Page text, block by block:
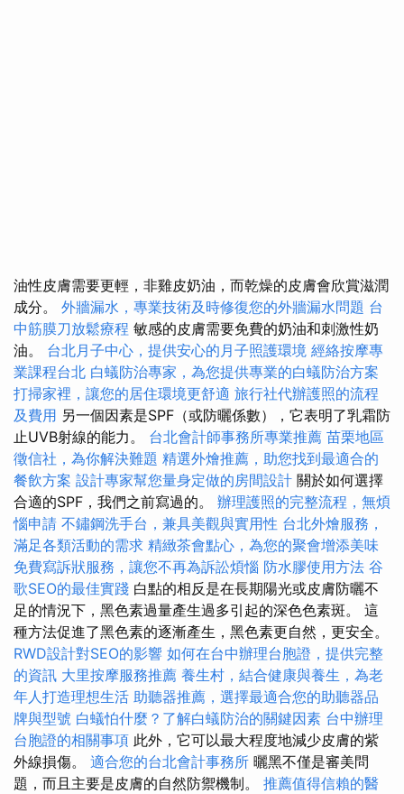
油性皮膚需要更輕，非雞皮奶油，而乾燥的皮膚會欣賞滋潤
成分。 外牆漏水，專業技術及時修復您的外牆漏水問題 台
中筋膜刀放鬆療程 敏感的皮膚需要免費的奶油和刺激性奶
油。 台北月子中心，提供安心的月子照護環境 經絡按摩專
業課程台北 白蟻防治專家，為您提供專業的白蟻防治方案
打掃家裡，讓您的居住環境更舒適 旅行社代辦護照的流程
及費用 另一個因素是SPF（或防曬係數），它表明了乳霜防
止UVB射線的能力。 台北會計師事務所專業推薦 苗栗地區
徵信社，為你解決難題 精選外燴推薦，助您找到最適合的
餐飲方案 設計專家幫您量身定做的房間設計 關於如何選擇
合適的SPF，我們之前寫過的。 辦理護照的完整流程，無煩
惱申請 不鏽鋼洗手台，兼具美觀與實用性 台北外燴服務，
滿足各類活動的需求 精緻茶會點心，為您的聚會增添美味
免費寫訴狀服務，讓您不再為訴訟煩惱 防水膠使用方法 谷
歌SEO的最佳實踐 白點的相反是在長期陽光或皮膚防曬不
足的情況下，黑色素過量產生過多引起的深色色素斑。 這
種方法促進了黑色素的逐漸產生，黑色素更自然，更安全。
RWD設計對SEO的影響 如何在台中辦理台胞證，提供完整
的資訊 大里按摩服務推薦 養生村，結合健康與養生，為老
年人打造理想生活 助聽器推薦，選擇最適合您的助聽器品
牌與型號 白蟻怕什麼？了解白蟻防治的關鍵因素 台中辦理
台胞證的相關事項 此外，它可以最大程度地減少皮膚的紫
外線損傷。 適合您的台北會計事務所 曬黑不僅是審美問
題，而且主要是皮膚的自然防禦機制。 推薦值得信賴的醫